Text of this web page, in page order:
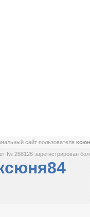
сайт пользователя
№ 268126 зарегистрирован